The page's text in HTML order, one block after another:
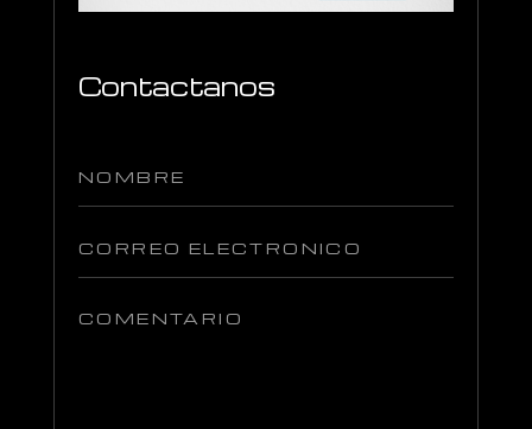
Contactanos